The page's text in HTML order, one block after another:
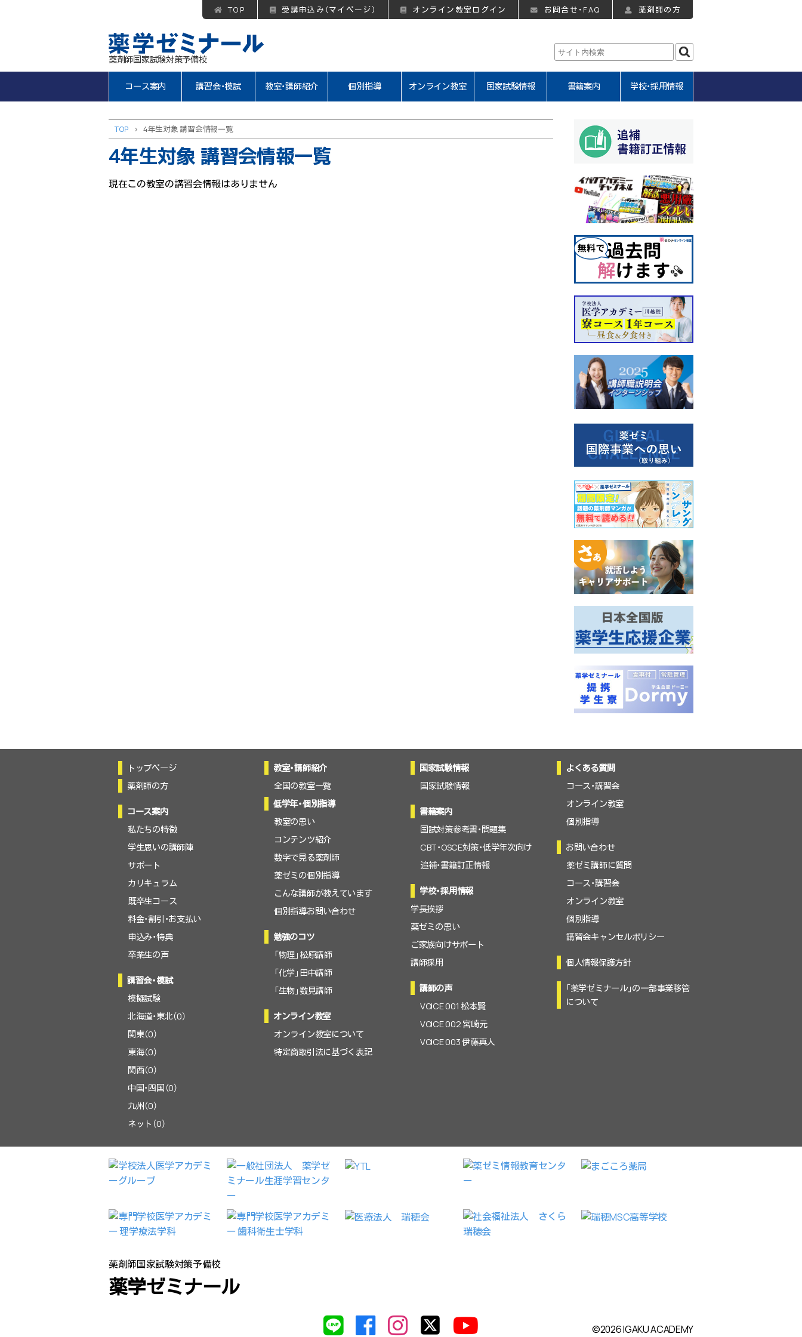
薬剤師国家試験対策予備校
TOP 受講申込み（マイページ） オンライン教室ログイン お問合せ・FAQ 薬剤師の方
コース案内 講習会・模試 教室・講師紹介 個別指導 オンライン教室 国家試験情報 書籍案内 学校・採用情報
TOP > 4年生対象 講習会情報一覧
4年生対象 講習会情報一覧
現在この教室の講習会情報はありません
トップページ
薬剤師の方
コース案内
私たちの特徴
学生思いの講師陣
サポート
カリキュラム
既卒生コース
料金・割引・お支払い
申込み・特典
卒業生の声
講習会・模試
模擬試験
北海道・東北（0）
関東（0）
東海（0）
関西（0）
中国・四国（0）
九州（0）
ネット（0）
教室・講師紹介
全国の教室一覧
低学年・個別指導
教室の思い
コンテンツ紹介
数字で見る薬剤師
薬ゼミの個別指導
こんな講師が教えています
個別指導お問い合わせ
勉強のコツ
「物理」松原講師
「化学」田中講師
「生物」数見講師
オンライン教室
オンライン教室について
特定商取引法に基づく表記
国家試験情報
国家試験情報
書籍案内
国試対策参考書・問題集
CBT・OSCE対策・低学年次向け
追補・書籍訂正情報
学校・採用情報
学長挨拶
薬ゼミの思い
ご家族向けサポート
講師採用
講師の声
VOICE 001 松本賢
VOICE 002 宮崎元
VOICE 003 伊藤真人
よくある質問
コース・講習会
オンライン教室
個別指導
お問い合わせ
薬ゼミ講師に質問
コース・講習会
オンライン教室
個別指導
講習会キャンセルポリシー
個人情報保護方針
「薬学ゼミナール」の一部事業移管
について
薬剤師国家試験対策予備校
薬学ゼミナール
©2026 IGAKU ACADEMY